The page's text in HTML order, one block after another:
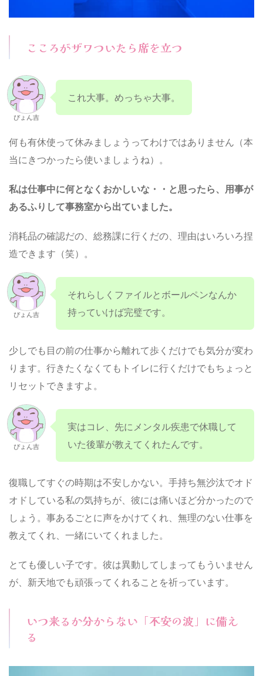
こころがザワついたら席を立つ
ぴょん吉
これ大事。めっちゃ大事。
何も有休使って休みましょうってわけではありません（本
当にきつかったら使いましょうね）。
私は仕事中に何となくおかしいな・・と思ったら、用事が
あるふりして事務室から出ていました。
消耗品の確認だの、総務課に行くだの、理由はいろいろ捏
造できます（笑）。
ぴょん吉
それらしくファイルとボールペンなんか
持っていけば完璧です。
少しでも目の前の仕事から離れて歩くだけでも気分が変わ
ります。行きたくなくてもトイレに行くだけでもちょっと
リセットできますよ。
ぴょん吉
実はコレ、先にメンタル疾患で休職して
いた後輩が教えてくれたんです。
復職してすぐの時期は不安しかない。手持ち無沙汰でオド
オドしている私の気持ちが、彼には痛いほど分かったので
しょう。事あるごとに声をかけてくれ、無理のない仕事を
教えてくれ、一緒にいてくれました。
とても優しい子です。彼は異動してしまってもういません
が、新天地でも頑張ってくれることを祈っています。
いつ来るか分からない「不安の波」に備え
る